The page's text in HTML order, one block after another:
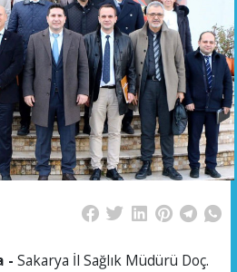
- Sakarya İl Sağlık Müdürü Doç.